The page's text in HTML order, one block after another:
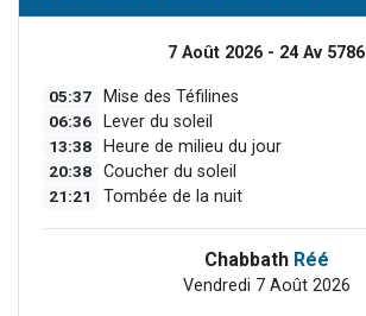
7 Août 2026 - 24 Av 5786
05:37 Mise des Téfilines
06:36 Lever du soleil
13:38 Heure de milieu du jour
20:38 Coucher du soleil
21:21 Tombée de la nuit
Chabbath Réé
Vendredi 7 Août 2026